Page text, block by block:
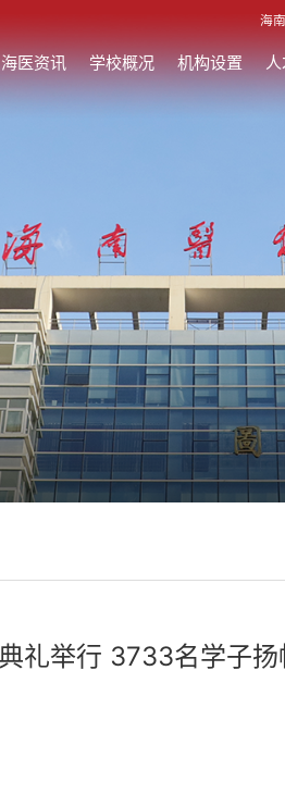
海
海医资讯 学校概况 机构设置
礼举行 3733名学子